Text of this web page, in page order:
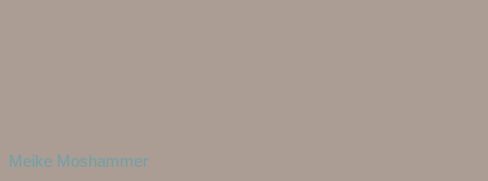
Meike Moshammer